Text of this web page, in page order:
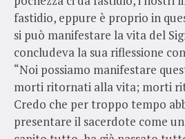
fastidio, eppure è proprio in
si può manifestare la vita del
concludeva la sua riflessione
“Noi possiamo manifestare
morti ritornati alla vita; morti
Credo che per troppo tempo
presentare il sacerdote come